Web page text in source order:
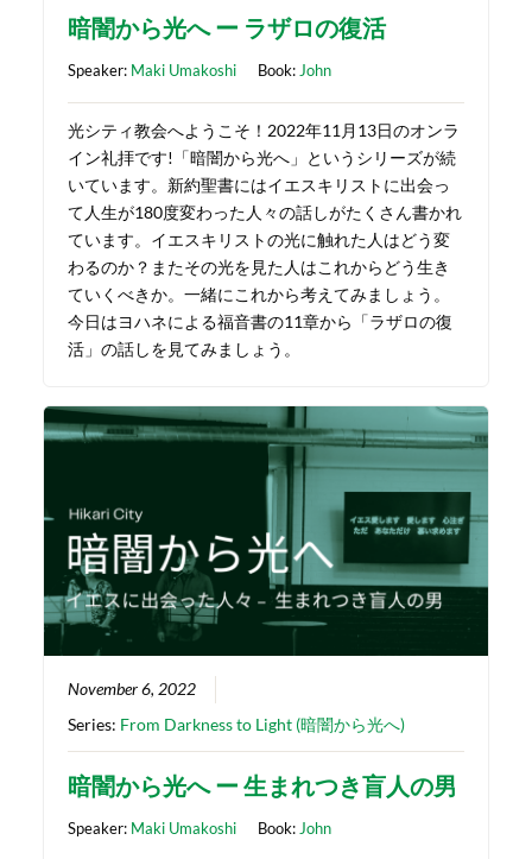
暗闇から光へ ー ラザロの復活
Speaker: Maki Umakoshi Book:John
光シティ教会へようこそ！2022年11月13日のオンラ
イン礼拝です!「暗闇から光へ」というシリーズが続
いています。新約聖書にはイエスキリストに出会っ
て人生が180度変わった人々の話しがたくさん書かれ
ています。イエスキリストの光に触れた人はどう変
わるのか？またその光を見た人はこれからどう生き
ていくべきか。一緒にこれから考えてみましょう。
今日はヨハネによる福音書の11章から「ラザロの復
活」の話しを見てみましょう。
November 6, 2022
Series: From Darkness to Light (暗闇から光へ)
暗闇から光へ ー 生まれつき盲人の男
Speaker: Maki Umakoshi Book: John